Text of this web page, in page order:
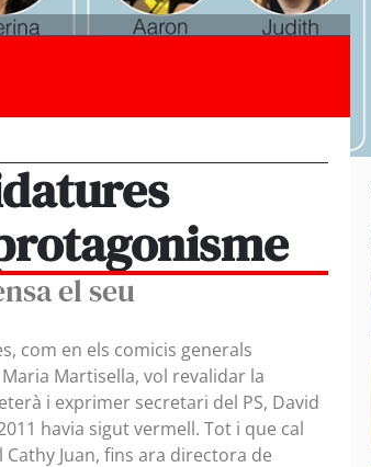
el seu
com en els comicis generals
Martisella, vol revalidar la
i exprimer secretari del PS, David
havia sigut vermell. Tot i que cal
Juan, fins ara directora de